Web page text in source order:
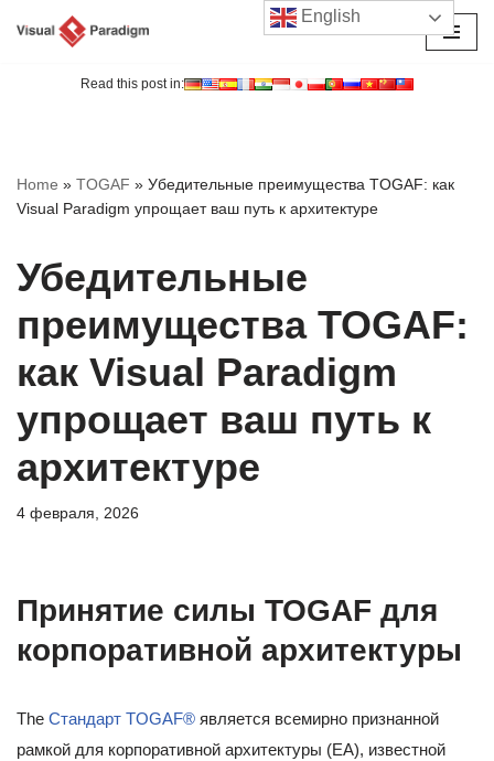
Read this post in:
Home » TOGAF » Убедительные преимущества TOGAF: как
Visual Paradigm упрощает ваш путь к архитектуре
Убедительные
преимущества TOGAF:
как Visual Paradigm
упрощает ваш путь к
архитектуре
4 февраля, 2026
Принятие силы TOGAF для
корпоративной архитектуры
The Стандарт TOGAF® является всемирно признанной
рамкой для корпоративной архитектуры (EA), известной
English